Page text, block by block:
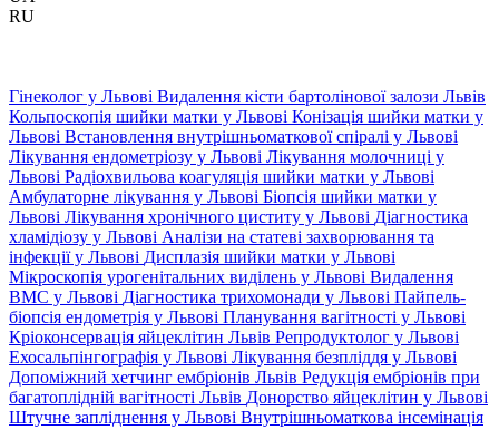
RU
Гінеколог у Львові Видалення кісти бартолінової залози Львів
Кольпоскопія шийки матки у Львові Конізація шийки матки у
Львові Встановлення внутрішньоматкової спіралі у Львові
Лікування ендометріозу у Львові Лікування молочниці у
Львові Радіохвильова коагуляція шийки матки у Львові
Амбулаторне лікування у Львові Біопсія шийки матки у
Львові Лікування хронічного циститу у Львові Діагностика
хламідіозу у Львові Аналізи на статеві захворювання та
інфекції у Львові Дисплазія шийки матки у Львові
Мікроскопія урогенітальних виділень у Львові Видалення
ВМС у Львові Діагностика трихомонади у Львові Пайпель-
біопсія ендометрія у Львові Планування вагітності у Львові
Кріоконсервація яйцеклітин Львів Репродуктолог у Львові
Ехосальпінгографія у Львові Лікування безпліддя у Львові
Допоміжний хетчинг ембріонів Львів Редукція ембріонів при
багатоплідній вагітності Львів Донорство яйцеклітин у Львові
Штучне запліднення у Львові Внутрішньоматкова інсемінація